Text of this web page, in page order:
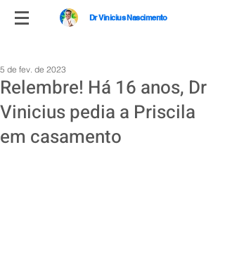
Dr Vinicius Nascimento
Relembre! Há 16 anos, Dr
Vinicius pedia a Priscila
em casamento
5 de fev. de 2023